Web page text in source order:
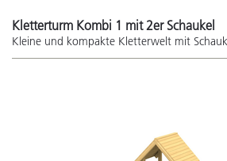
Kletterturm Kombi 1 mit 2er Schaukel
Kleine und kompakte Kletterwelt mit